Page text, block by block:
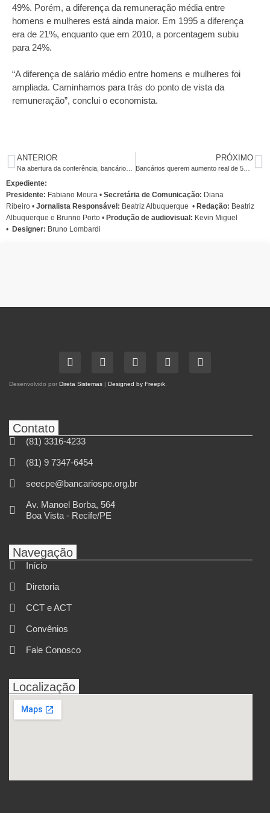
49%. Porém, a diferença da remuneração média entre
homens e mulheres está ainda maior. Em 1995 a diferença
era de 21%, enquanto que em 2010, a porcentagem subiu
para 24%.
“A diferença de salário médio entre homens e mulheres foi
ampliada. Caminhamos para trás do ponto de vista da
remuneração”, conclui o economista.
ANTERIOR PRÓXIMO
Bancários querem aumento real de 5%, PLR e piso maiores e emprego decente
Expediente:
Presidente: Fabiano Moura • Secretária de Comunicação: Diana
Ribeiro • Jornalista Responsável: Beatriz Albuquerque • Redação: Beatriz
Albuquerque e Brunno Porto • Produção de audiovisual: Kevin Miguel
• Designer: Bruno Lombardi
Desenvolvido por Direta Sistemas | Designed by Freepik
Contato
(81) 3316-4233
(81) 9 7347-6454
seecpe@bancariospe.org.br
Av. Manoel Borba, 564
Boa Vista - Recife/PE
Navegação
Início
Diretoria
CCT e ACT
Convênios
Fale Conosco
Localização